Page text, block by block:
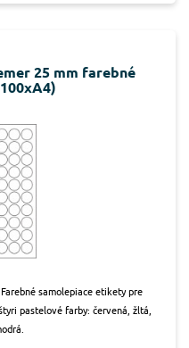
25 mm farebné
samolepiace etikety pre
pastelové farby: červená, žltá,